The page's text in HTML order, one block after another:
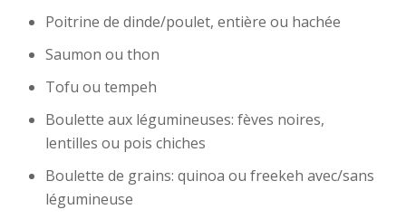
Poitrine de dinde/poulet, entière ou hachée
Saumon ou thon
Tofu ou tempeh
Boulette aux légumineuses: fèves noires,
lentilles ou pois chiches
Boulette de grains: quinoa ou freekeh avec/sans
légumineuse